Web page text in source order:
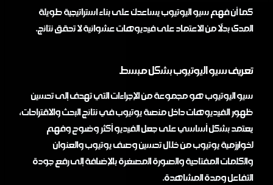
كما أن فهم سيو اليوتيوب يساعدك على بناء استراتيجية طويلة
المدى بدلًا من الاعتماد على فيديوهات عشوائية لا تحقق نتائج.
تعريف سيو اليوتيوب بشكل مبسط
سيو اليوتيوب هو مجموعة من الإجراءات التي تهدف إلى تحسين
ظهور الفيديوهات داخل منصة يوتيوب في نتائج البحث والاقتراحات،
يعتمد بشكل أساسي على جعل الفيديو أكثر وضوح وفهم
لخوارزمية يوتيوب من خلال تحسين وصف يوتيوب والعنوان
والكلمات المفتاحية والصورة المصغرة بالإضافة إلى رفع جودة
التفاعل ومدة المشاهدة.